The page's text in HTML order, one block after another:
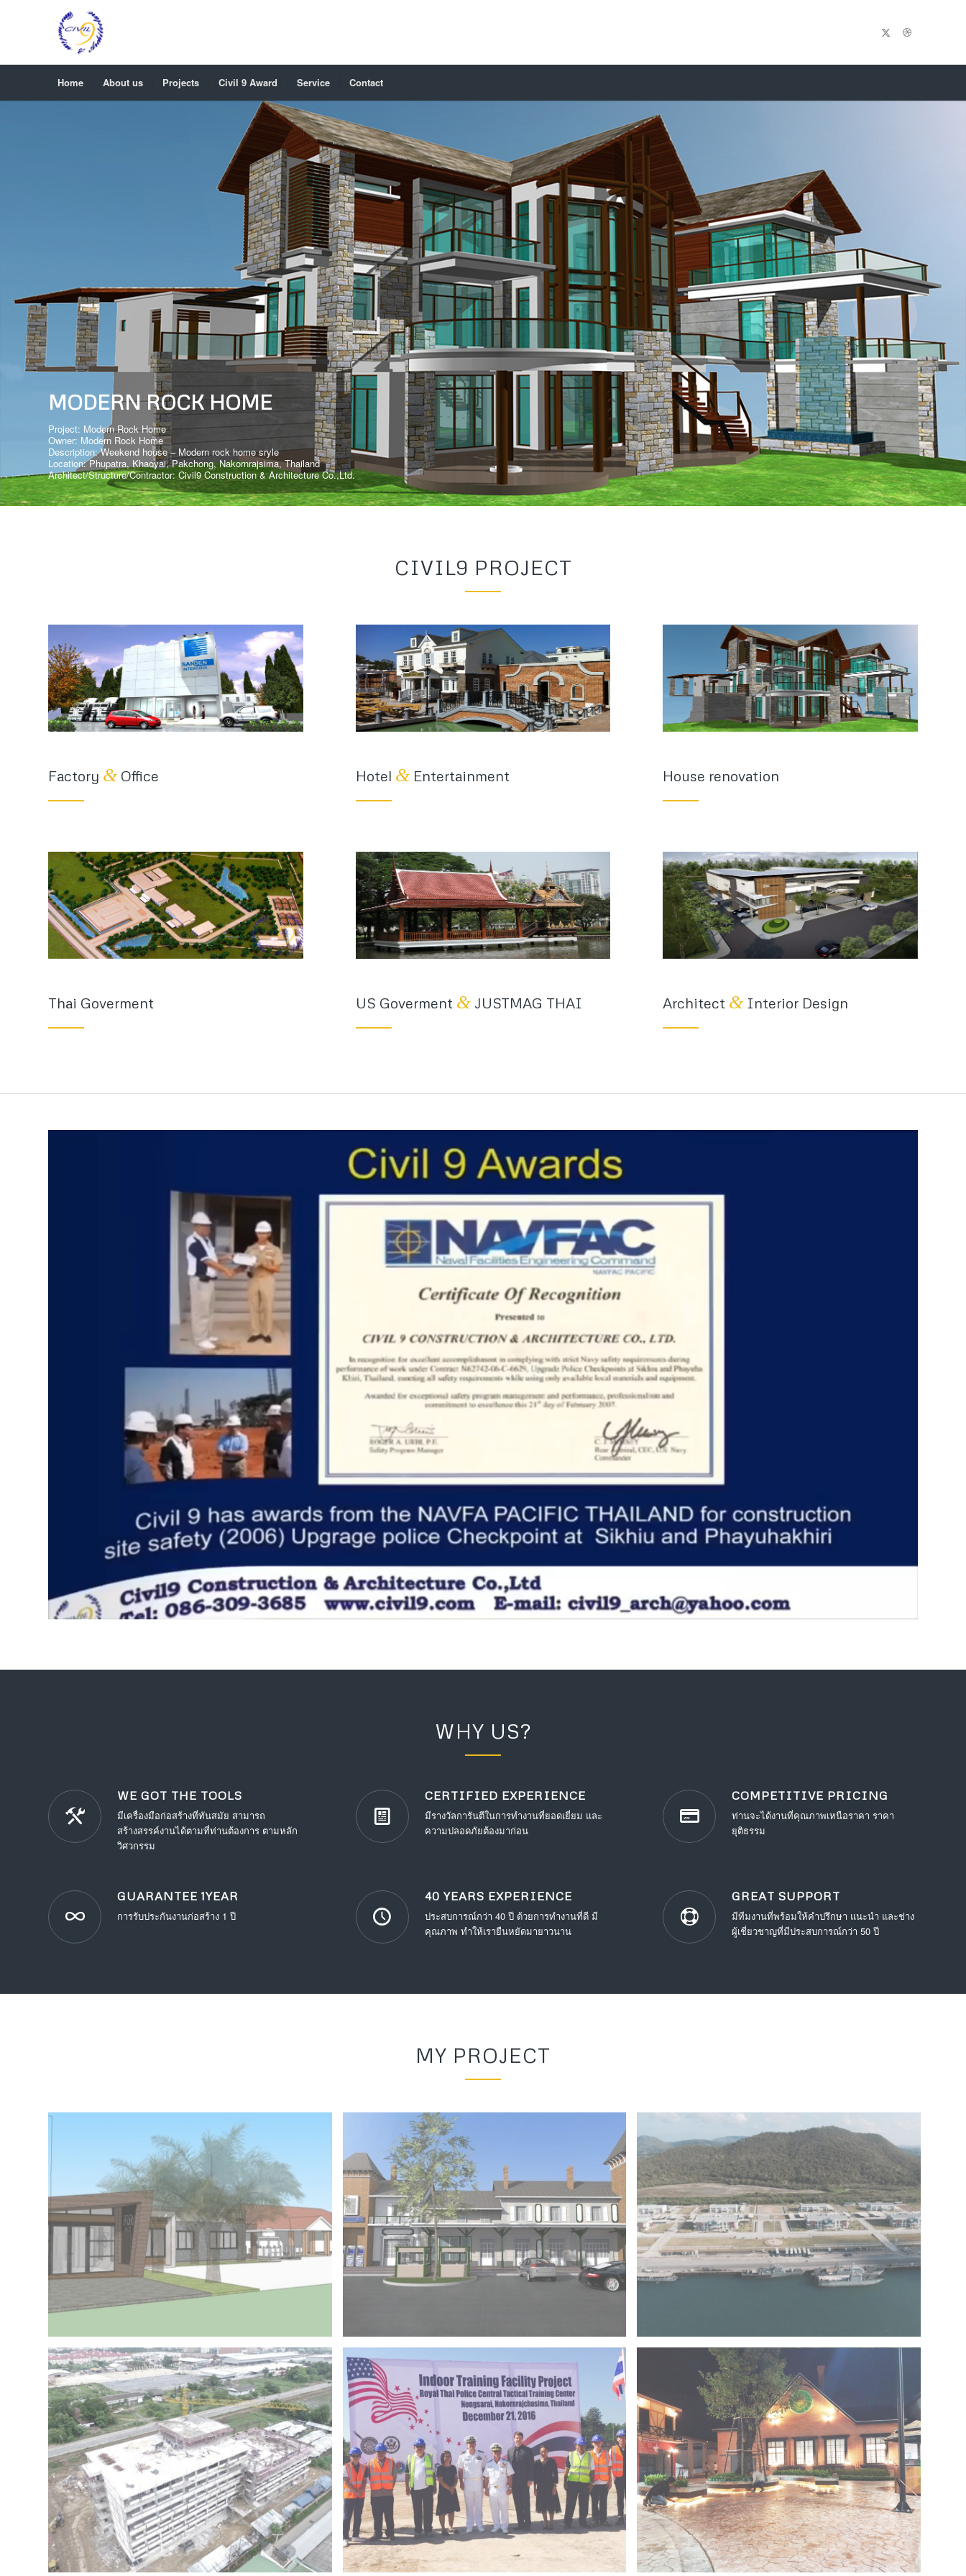
Home About us Projects Civil 9 Award Service Contact
CIVIL9 PROJECT
Factory & Office Hotel &Entertainment House renovation
Thai Goverment US Goverment &JUSTMAG THAI Architect & Interior Design
WHY US?
WE GOT THE TOOLS
มีเครื่องมือก่อสร้างที่ทันสมัย สามารถ
สร้างสรรค์งานได้ตามที่ท่านต้องการ ตามหลัก
วิศวกรรม
CERTIFIED EXPERIENCE
มีรางวัลการันตีในการทำงานที่ยอดเยี่ยม และ
ความปลอดภัยต้องมาก่อน
COMPETITIVE PRICING
ท่านจะได้งานที่คุณภาพเหนือราคา ราคา
ยุติธรรม
GUARANTEE 1YEAR
การรับประกันงานก่อสร้าง 1 ปี
40 YEARS EXPERIENCE
ประสบการณ์กว่า 40 ปี ด้วยการทำงานที่ดี มี
คุณภาพ ทำให้เรายืนหยัดมายาวนาน
GREAT SUPPORT
มีทีมงานที่พร้อมให้คำปรึกษา แนะนำ และช่าง
ผู้เชี่ยวชาญที่มีประสบการณ์กว่า 50 ปี
MY PROJECT
Project 15 – IRR OFFICE Project 14 – Bangchak khonkaen Project 13 – Multipurpose Facility